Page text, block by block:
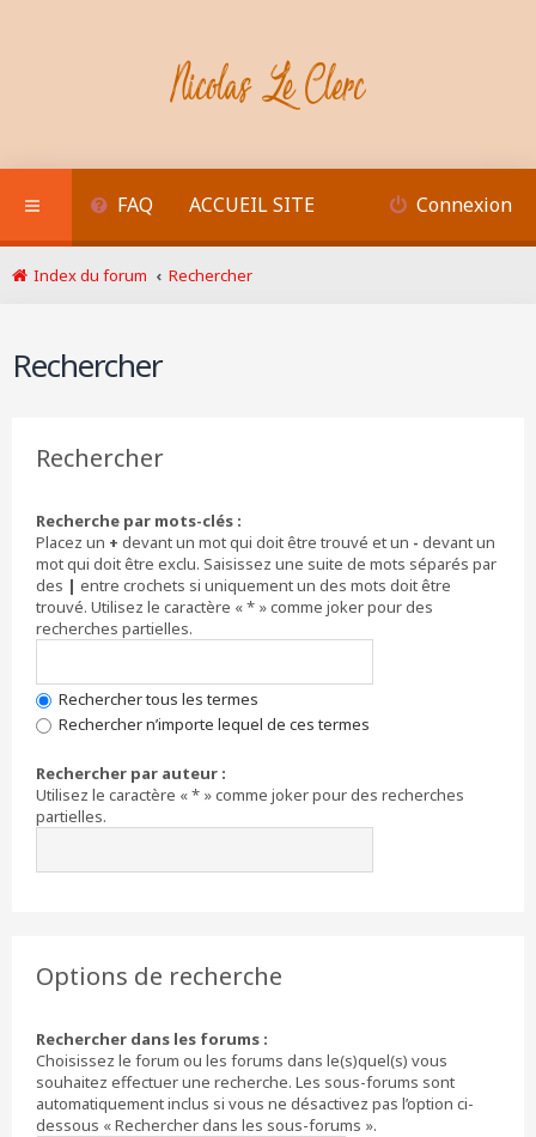
FAQ ACCUEIL SITE Connexion
Index du forum Rechercher
Rechercher
Rechercher
Recherche par mots-clés :
Placez un + devant un mot qui doit être trouvé et un - devant un
mot qui doit être exclu. Saisissez une suite de mots séparés par
des | entre crochets si uniquement un des mots doit être
trouvé. Utilisez le caractère « * » comme joker pour des
recherches partielles.
Rechercher tous les termes
Rechercher n’importe lequel de ces termes
Rechercher par auteur :
Utilisez le caractère « * » comme joker pour des recherches
partielles.
Options de recherche
Rechercher dans les forums :
Choisissez le forum ou les forums dans le(s)quel(s) vous
souhaitez effectuer une recherche. Les sous-forums sont
automatiquement inclus si vous ne désactivez pas l’option ci-
dessous « Rechercher dans les sous-forums ».